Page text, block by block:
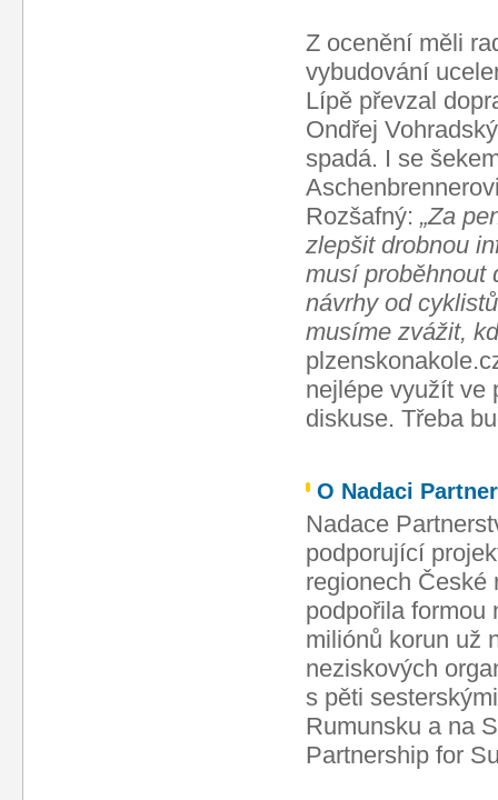
Z ocenění měli
vybudování
Lípě převzal
Ondřej
spadá. I se
Rozšafný: „Za
zlepšit drobnou
musí proběhnout
návrhy od
musíme zvážit,
nejlépe využít ve
diskuse. Třeba
O Nadaci
Nadace
podporující
regionech České
podpořila formou
miliónů korun už
neziskových
s pěti
Rumunsku a na
Partnership for